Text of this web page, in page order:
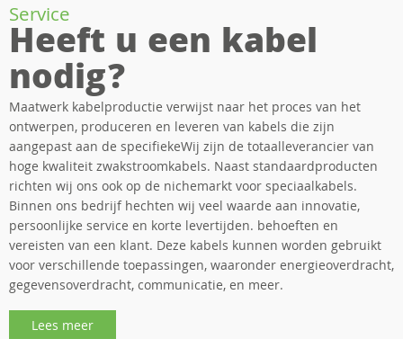
Service
Heeft u een kabel
nodig?
Maatwerk kabelproductie verwijst naar het proces van het
ontwerpen, produceren en leveren van kabels die zijn
aangepast aan de specifiekeWij zijn de totaalleverancier van
hoge kwaliteit zwakstroomkabels. Naast standaardproducten
richten wij ons ook op de nichemarkt voor speciaalkabels.
Binnen ons bedrijf hechten wij veel waarde aan innovatie,
persoonlijke service en korte levertijden. behoeften en
vereisten van een klant. Deze kabels kunnen worden gebruikt
voor verschillende toepassingen, waaronder energieoverdracht,
gegevensoverdracht, communicatie, en meer.
Lees meer